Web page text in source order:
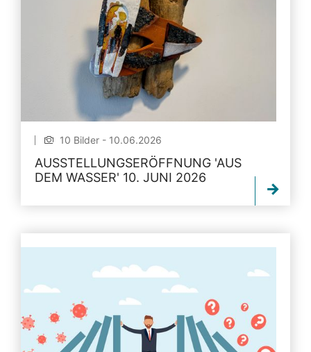
10 Bilder - 10.06.2026
AUSSTELLUNGSERÖFFNUNG 'AUS
DEM WASSER' 10. JUNI 2026